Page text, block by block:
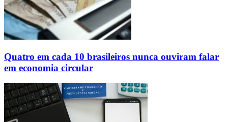
Quatro em cada 10 brasileiros nunca ouviram falar
em economia circular